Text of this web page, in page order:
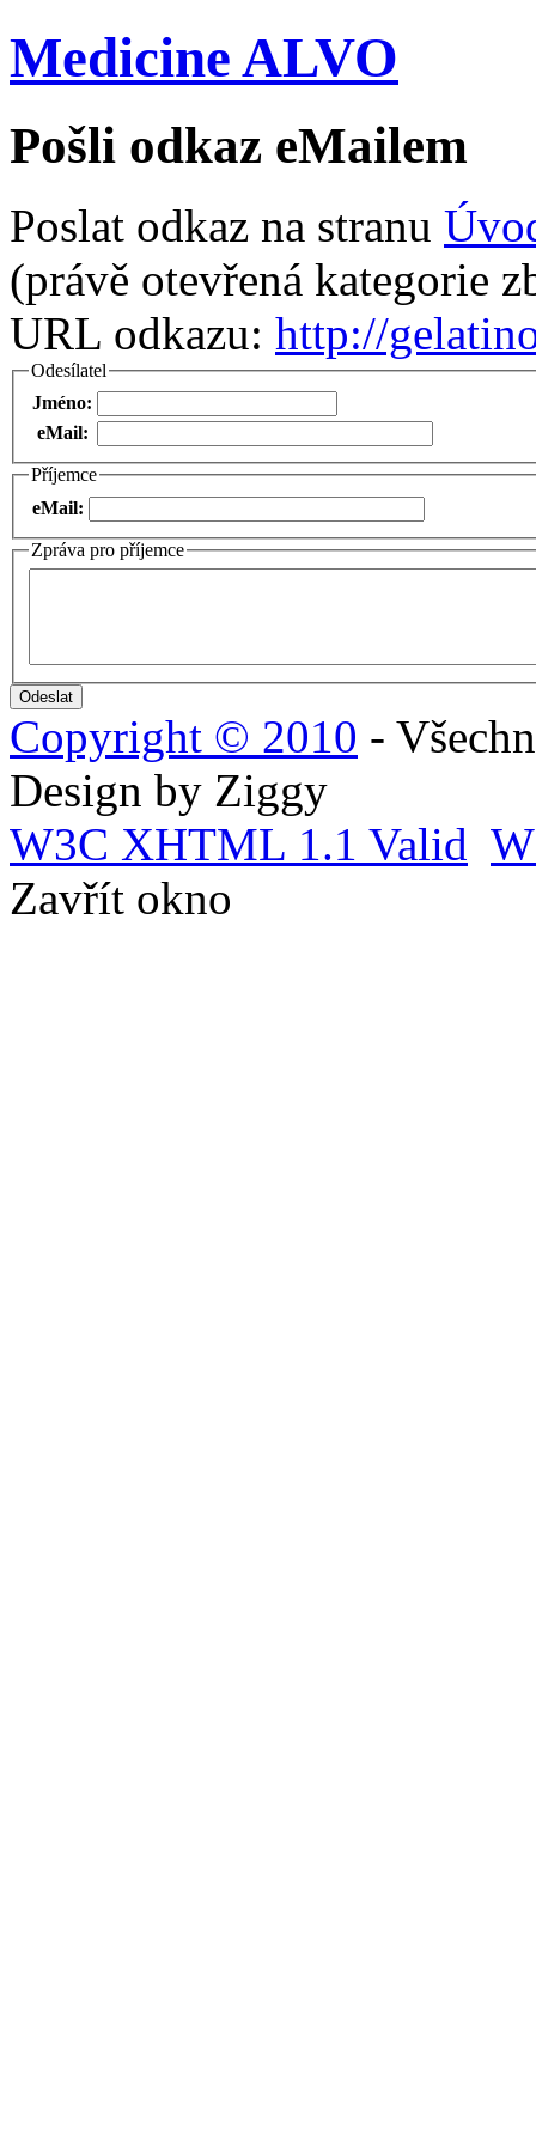
Medicine ALVO
Pošli odkaz eMailem
Poslat odkaz na stranu
(právě otevřená kategorie
URL odkazu: http://
Odesílatel
Jméno:
eMail:
Příjemce
eMail:
Zpráva pro příjemce
Copyright © 2010 -
Design by Ziggy
W3C XHTML 1.1 Valid
Zavřít okno